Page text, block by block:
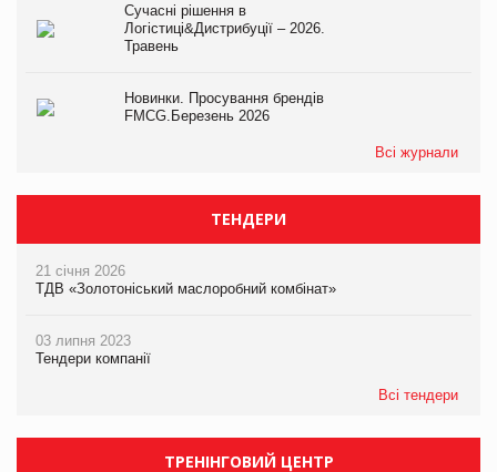
Сучасні рішення в
Логістиці&Дистрибуції – 2026.
Травень
Новинки. Просування брендів
FMCG.Березень 2026
Всі журнали
ТЕНДЕРИ
21 січня 2026
ТДВ «Золотоніський маслоробний комбінат»
03 липня 2023
Тендери компанії
Всі тендери
ТРЕНІНГОВИЙ ЦЕНТР